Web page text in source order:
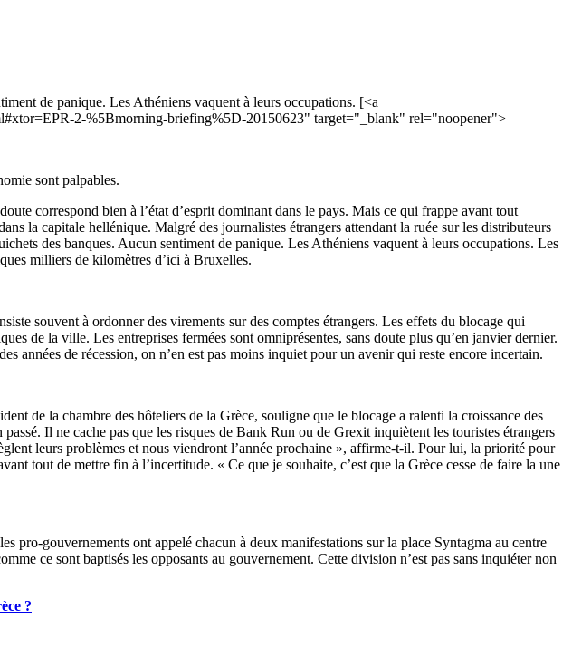
de panique. Les Athéniens vaquent à leurs occupations. [<a
2-%5Bmorning-briefing%5D-20150623" target="_blank" rel="noopener">
sont palpables.
correspond bien à l’état d’esprit dominant dans le pays. Mais ce qui frappe avant tout
la capitale hellénique. Malgré des journalistes étrangers attendant la ruée sur les distributeurs
des banques. Aucun sentiment de panique. Les Athéniens vaquent à leurs occupations. Les
milliers de kilomètres d’ici à Bruxelles.
souvent à ordonner des virements sur des comptes étrangers. Les effets du blocage qui
de la ville. Les entreprises fermées sont omniprésentes, sans doute plus qu’en janvier dernier.
années de récession, on n’en est pas moins inquiet pour un avenir qui reste encore incertain.
de la chambre des hôteliers de la Grèce, souligne que le blocage a ralenti la croissance des
Il ne cache pas que les risques de Bank Run ou de Grexit inquiètent les touristes étrangers
leurs problèmes et nous viendront l’année prochaine », affirme-t-il. Pour lui, la priorité pour
tout de mettre fin à l’incertitude. « Ce que je souhaite, c’est que la Grèce cesse de faire la une
pro-gouvernements ont appelé chacun à deux manifestations sur la place Syntagma au centre
ce sont baptisés les opposants au gouvernement. Cette division n’est pas sans inquiéter non
?